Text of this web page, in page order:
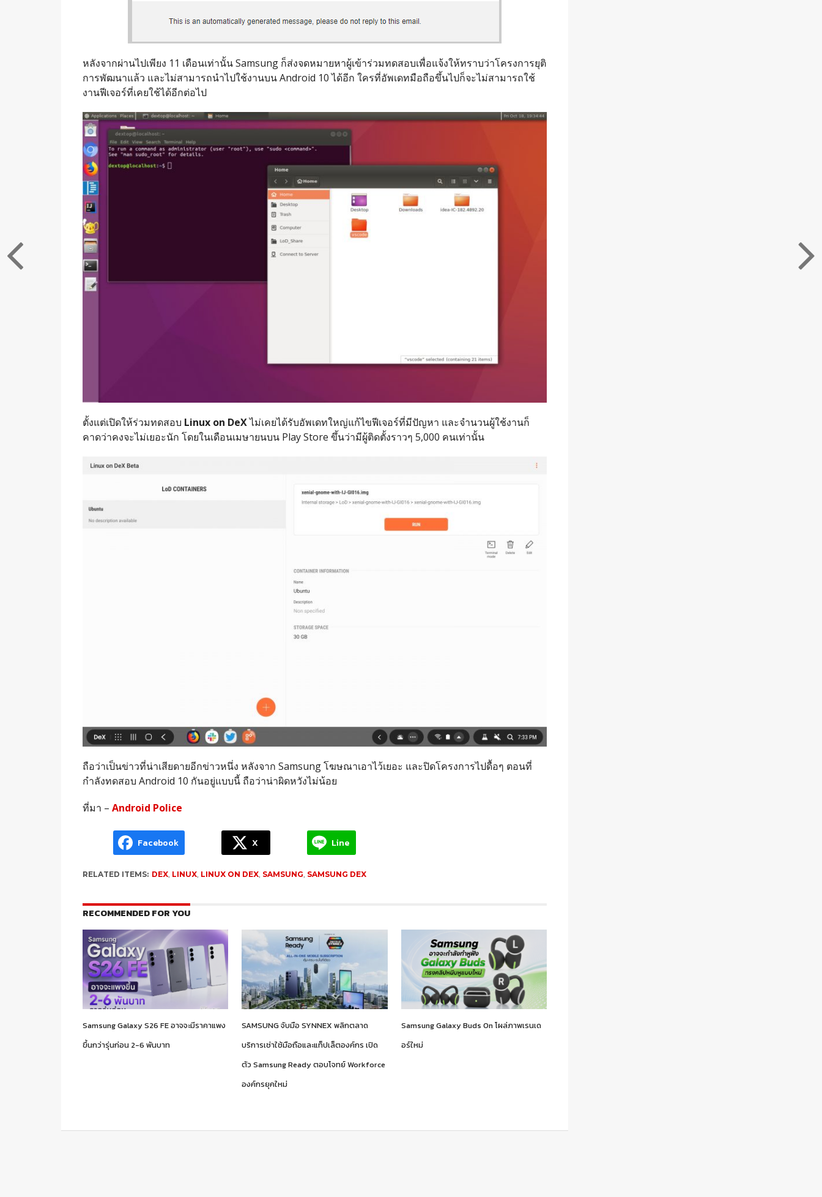
หลังจากผ่านไปเพียง 11 เดือนเท่านั้น Samsung ก็ส่งจดหมายหาผู้เข้าร่วมทดสอบเพื่อแจ้งให้ทราบว่าโครงการยุติ
การพัฒนาแล้ว และไม่สามารถนำไปใช้งานบน Android 10 ได้อีก ใครที่อัพเดทมือถือขึ้นไปก็จะไม่สามารถใช้
งานฟีเจอร์ที่เคยใช้ได้อีกต่อไป
ตั้งแต่เปิดให้ร่วมทดสอบ Linux on DeXไม่เคยได้รับอัพเดทใหญ่แก้ไขฟีเจอร์ที่มีปัญหา และจำนวนผู้ใช้งานก็
คาดว่าคงจะไม่เยอะนัก โดยในเดือนเมษายนบน Play Store ขึ้นว่ามีผู้ติดตั้งราวๆ 5,000 คนเท่านั้น
ถือว่าเป็นข่าวที่น่าเสียดายอีกข่าวหนึ่ง หลังจาก Samsung โฆษณาเอาไว้เยอะ และปิดโครงการไปดื้อๆ ตอนที่
กำลังทดสอบ Android 10 กันอยู่แบบนี้ ถือว่าน่าผิดหวังไม่น้อย
ที่มา – Android Police
Facebook X Line
RELATED ITEMS: DEX, LINUX, LINUX ON DEX, SAMSUNG, SAMSUNG DEX
RECOMMENDED FOR YOU
Samsung Galaxy S26 FE อาจจะมีราคาแพง
ขึ้นกว่ารุ่นก่อน 2-6 พันบาท
SAMSUNG จับมือ SYNNEX พลิกตลาด
บริการเช่าใช้มือถือและแท็ปเล็ตองค์กร เปิด
ตัว Samsung Ready ตอบโจทย์ Workforce
องค์กรยุคใหม่
Samsung Galaxy Buds On โผล่ภาพเรนเด
อร์ใหม่